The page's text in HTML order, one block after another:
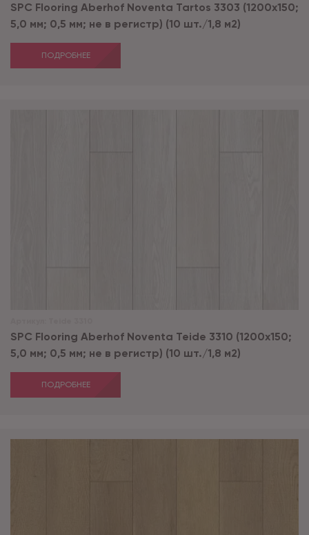
SPC Flooring Aberhof Noventa Tartos 3303 (1200х150;
5,0 мм; 0,5 мм; не в регистр) (10 шт./1,8 м2)
ПОДРОБНЕЕ
SPC Flooring Aberhof Noventa Teide 3310 (1200х150;
5,0 мм; 0,5 мм; не в регистр) (10 шт./1,8 м2)
ПОДРОБНЕЕ